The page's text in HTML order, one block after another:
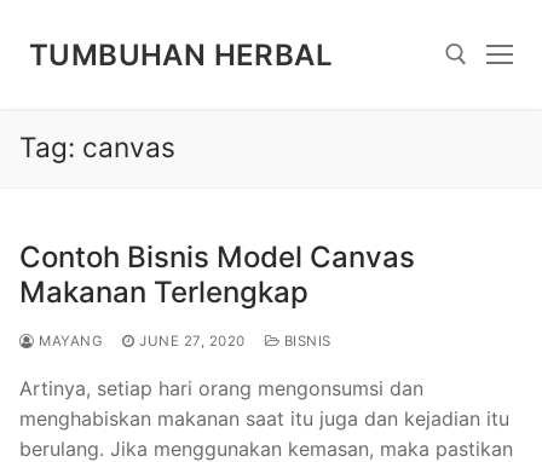
content
TUMBUHAN HERBAL
Tag: canvas
Contoh Bisnis Model Canvas
Makanan Terlengkap
MAYANG JUNE 27, 2020 BISNIS
Artinya, setiap hari orang mengonsumsi dan
menghabiskan makanan saat itu juga dan kejadian itu
berulang. Jika menggunakan kemasan, maka pastikan